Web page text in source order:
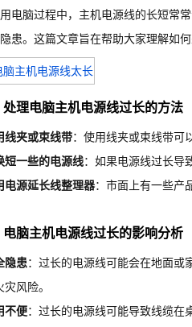
电脑过程中，主机电源线的长短常
患。这篇文章旨在帮助大家理解如
处理电脑主机电源线过长的方法
线夹或束线带：使用线夹或束线带可
短一些的电源线：如果电源线过长导
电源延长线整理器：市面上有一些产
电脑主机电源线过长的影响分析
隐患：过长的电源线可能会在地面或
风险。
不便：过长的电源线可能导致线缆在